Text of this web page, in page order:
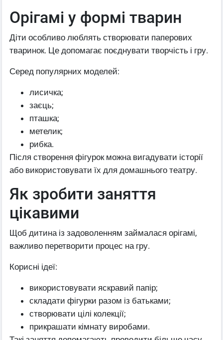
Орігамі у формі тварин
Діти особливо люблять створювати паперових
тваринок. Це допомагає поєднувати творчість і гру.
Серед популярних моделей:
лисичка;
заєць;
пташка;
метелик;
рибка.
Після створення фігурок можна вигадувати історії
або використовувати їх для домашнього театру.
Як зробити заняття
цікавими
Щоб дитина із задоволенням займалася орігамі,
важливо перетворити процес на гру.
Корисні ідеї:
використовувати яскравий папір;
складати фігурки разом із батьками;
створювати цілі колекції;
прикрашати кімнату виробами.